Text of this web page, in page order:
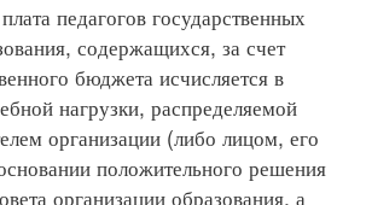
педагогов государственных
содержащихся, за счет
бюджета исчисляется в
нагрузки, распределяемой
организации (либо лицом, его
положительного решения
организации образования, а